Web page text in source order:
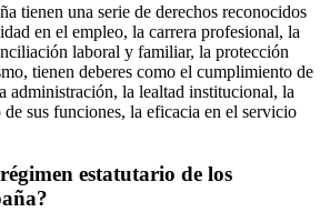
tienen una serie de derechos reconocidos
en el empleo, la carrera profesional, la
laboral y familiar, la protección
tienen deberes como el cumplimiento de
administración, la lealtad institucional, la
sus funciones, la eficacia en el servicio
estatutario de los